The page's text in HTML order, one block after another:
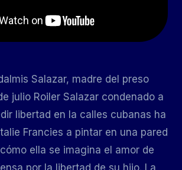
Salazar, madre del preso
julio Roiler Salazar condenado a
libertad en la calles cubanas ha
Francies a pintar en una pared
ella se imagina el amor de